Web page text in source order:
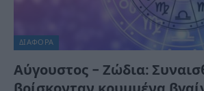
ΔΙΆΦΟΡΑ
Αύγουστος – Ζώδια: